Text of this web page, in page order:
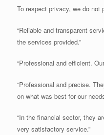
To respect privacy, we do not
“Reliable and transparent
the services provided.”
“Professional and efficient.
“Professional and precise.
on what was best for our
“In the financial sector, they
very satisfactory service.”